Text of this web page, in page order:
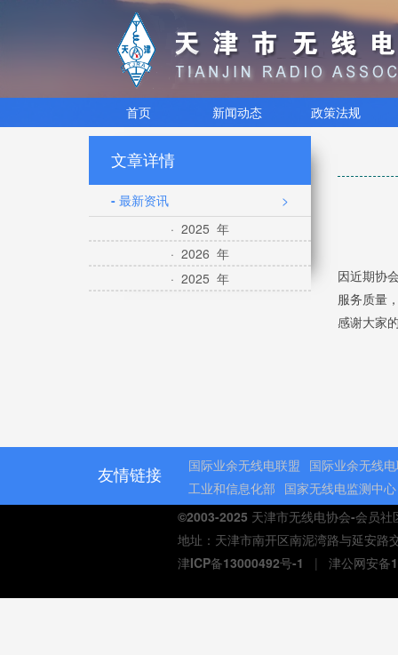
首页 新闻动态 政策法规
文章详情
- 最新资讯
>
· 2025 年
· 2026 年
· 2025 年
因近期协
服务质量
感谢大家
友情链接 国际业余无线电联盟 国际业余无线
工业和信息化部 国家无线电监测中心
©2003-2025 天津市无线电协会-会员社
地址：天津市南开区南泥湾路与延安
津ICP备13000492号-1 | 津公网安备